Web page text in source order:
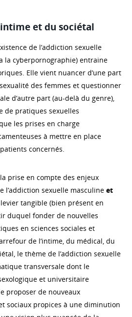
et du sociétal
de l’addiction sexuelle
la cyberpornographie) entraine
Elle vient nuancer d’une part
des femmes et questionner
d’autre part (au-delà du genre),
de pratiques sexuelles
les prises en charge
à mettre en place
concernés.
prise en compte des enjeux
l’addiction sexuelle masculine et
tangible (bien présent en
duquel fonder de nouvelles
en sciences sociales et
de l’intime, du médical, du
le thème de l’addiction sexuelle
transversale dont le
et universitaire
proposer de nouveaux
sociaux propices à une diminution